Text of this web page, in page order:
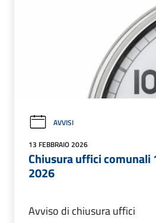
AVVISI
13 FEBBRAIO 2026
Chiusura uffici comunali
2026
Avviso di chiusura uffici